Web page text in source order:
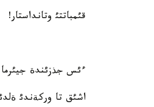
قئمباتتئ وتانداستار!
ءئس جذزئندة
اشئق تا وركةندئ